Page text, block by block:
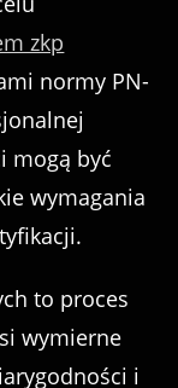
zkp
normy PN-
mogą być
wymagania
to proces
wymierne
i